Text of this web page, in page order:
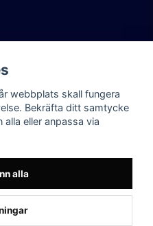
AB
webbplats skall fungera
Bekräfta ditt samtycke
eller anpassa via
alla